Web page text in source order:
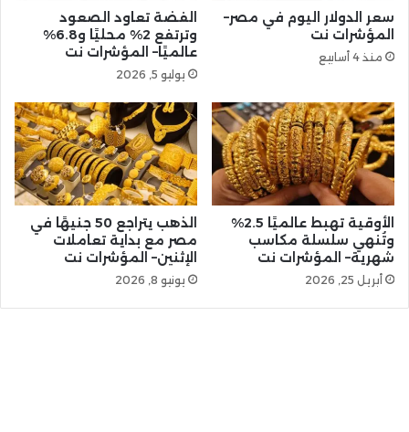
سعر الدولار اليوم في مصر–
المؤشرات نت
منذ 4 أسابيع
الفضة تعاود الصعود
وترتفع 2% محليًا و6.8%
عالميًا– المؤشرات نت
يوليو 5, 2026
الأوقية تهبط عالميًا 2.5%
وتُنهي سلسلة مكاسب
شهرية– المؤشرات نت
أبريل 25, 2026
الذهب يتراجع 50 جنيهًا في
مصر مع بداية تعاملات
الإثنين– المؤشرات نت
يونيو 8, 2026